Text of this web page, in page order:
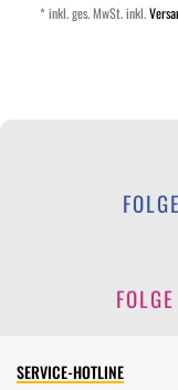
*inkl. ges. MwSt.inkl.
SERVICE-HOTLINE